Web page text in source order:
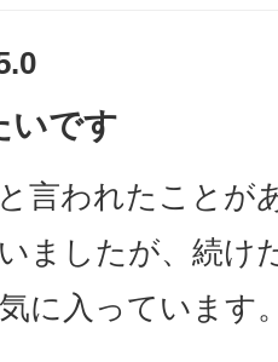
いです
言われたことが
ましたが、続け
に入っています